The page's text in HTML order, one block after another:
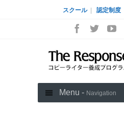
スクール 認定制度
Menu - Navigation